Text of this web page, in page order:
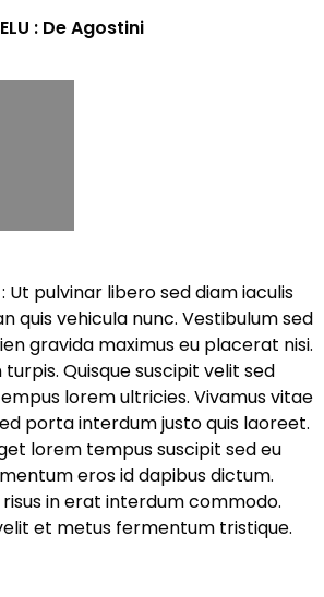
: De Agostini
: Ut pulvinar libero sed diam iaculis
quis vehicula nunc. Vestibulum sed
gravida maximus eu placerat nisi.
turpis. Quisque suscipit velit sed
lorem ultricies. Vivamus vitae
porta interdum justo quis laoreet.
lorem tempus suscipit sed eu
eros id dapibus dictum.
in erat interdum commodo.
et metus fermentum tristique.